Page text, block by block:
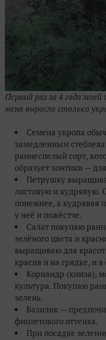
Первый раз за 4 года
меня выросло столько
Семена укропа
замедленным
раннеспелый сорт,
образует зонтики —
Петрушку
листовую и кудрявую.
понежнее, а кудрявая
у неё и пожёстче.
Салат покупаю
зелёного цвета и
выращиваю для
красив и на грядке, и в
Кориандр (кинза),
культура. Покупаю
зелень.
Базилик —
фиолетового оттенка.
При посадке